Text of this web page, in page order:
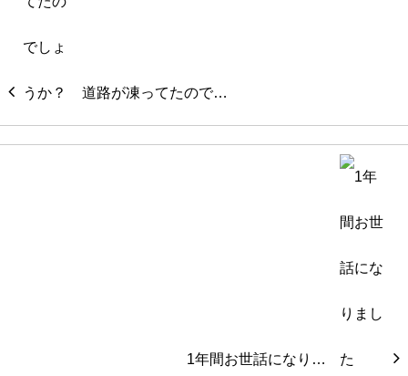
道路が凍ってたので…
1年間お世話になり…